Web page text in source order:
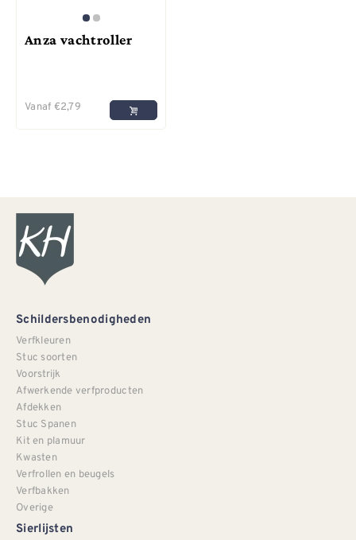
Anza vachtroller
Vanaf €2,79
Schildersbenodigheden
Verfkleuren
Stuc soorten
Voorstrijk
Afwerkende verfproducten
Afdekken
Stuc Spanen
Kit en plamuur
Kwasten
Verfrollen en beugels
Verfbakken
Overige
Sierlijsten